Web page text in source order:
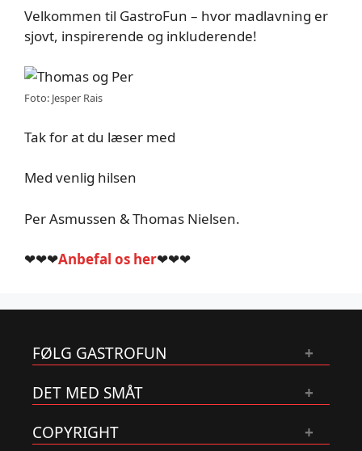
Velkommen til GastroFun – hvor madlavning er
sjovt, inspirerende og inkluderende!
Foto: Jesper Rais
Tak for at du læser med
Med venlig hilsen
Per Asmussen & Thomas Nielsen.
❤❤❤Anbefal os her❤❤❤
FØLG GASTROFUN
DET MED SMÅT
COPYRIGHT